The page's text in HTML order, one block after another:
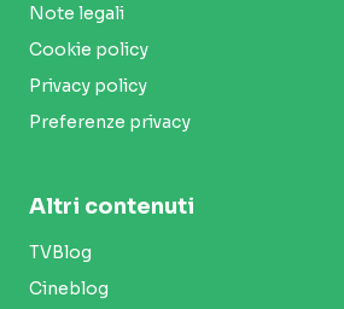
Note legali
Cookie policy
Privacy policy
Preferenze privacy
Altri contenuti
TVBlog
Cineblog